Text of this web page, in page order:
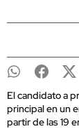
El candidato a
principal en un
partir de las 19